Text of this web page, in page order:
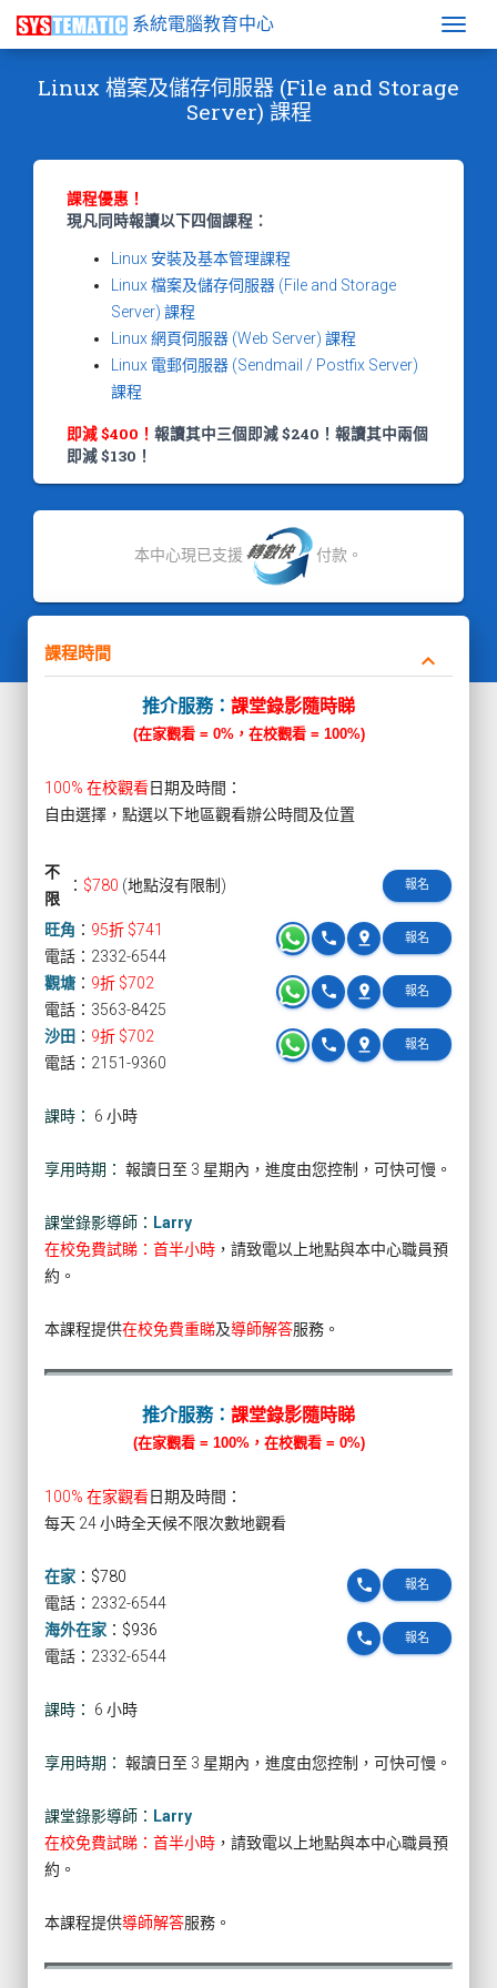
系統電腦教育中心
Linux 檔案及儲存伺服器 (File and Storage
Server) 課程
課程優惠！
現凡同時報讀以下四個課程：
Linux 安裝及基本管理課程
Linux 檔案及儲存伺服器 (File and Storage
Server) 課程
Linux 網頁伺服器 (Web Server) 課程
Linux 電郵伺服器 (Sendmail / Postfix Server)
課程
即減 $400！ 報讀其中三個即減 $240！報讀其中兩個
即減 $130！
本中心現已支援 付款。
課程時間 keyboard_arrow_down
推介服務： 課堂錄影隨時睇
(在家觀看 = 0%，在校觀看 = 100%)
100% 在校觀看日期及時間：
自由選擇，點選以下地區觀看辦公時間及位置
不
限
： $780 (地點沒有限制) 報名
旺角 ： 95折 $741 報名
pin_drop
phone
電話：2332-6544
觀塘 ： 9折 $702 報名
pin_drop
phone
電話：3563-8425
沙田 ： 9折 $702 報名
pin_drop
phone
電話：2151-9360
課時： 6 小時
享用時期： 報讀日至 3 星期內，進度由您控制，可快可慢。
課堂錄影導師： Larry
在校免費試睇：首半小時 ，請致電以上地點與本中心職員預
約。
本課程提供在校免費重睇及導師解答服務。
推介服務： 課堂錄影隨時睇
(在家觀看 = 100%，在校觀看 = 0%)
100% 在家觀看日期及時間：
每天 24 小時全天候不限次數地觀看
在家 ： $780 報名
phone
電話：2332-6544
海外在家 ： $936 報名
phone
電話：2332-6544
課時： 6 小時
享用時期： 報讀日至 3 星期內，進度由您控制，可快可慢。
課堂錄影導師： Larry
在校免費試睇：首半小時 ，請致電以上地點與本中心職員預
約。
本課程提供導師解答服務。